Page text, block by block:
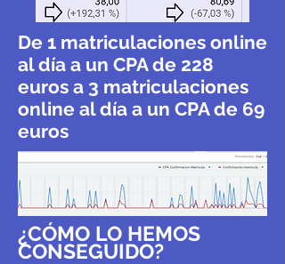
De 1 matriculaciones online
al día a un CPA de 228
euros a 3 matriculaciones
online al día a un CPA de 69
euros
¿CÓMO LO HEMOS
CONSEGUIDO?